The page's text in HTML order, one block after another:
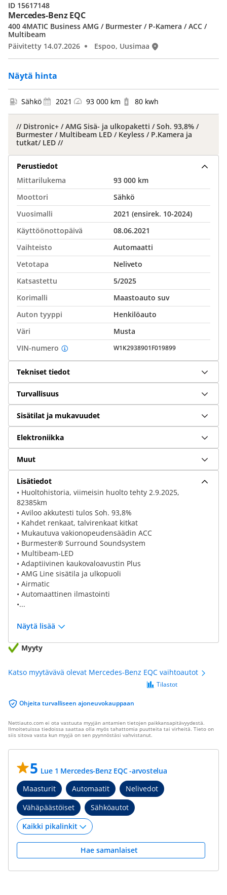
Mercedes-Benz EQC
Näytä hinta
400 4MATIC Business AMG / Burmester / P-Kamera / ACC /
Multibeam
Päivitetty 14.07.2026
Espoo, Uusimaa
ID 15617148
Sähkö 2021 93 000 km 80 kwh
// Distronic+ / AMG Sisä- ja ulkopaketti / Soh. 93,8% /
Burmester / Multibeam LED / Keyless / P.Kamera ja
tutkat/ LED //
Perustiedot
Mittarilukema
93 000 km
Moottori
Sähkö
Vuosimalli
2021 (ensirek. 10-2024)
Käyttöönottopäivä
08.06.2021
Vaihteisto
Automaatti
Vetotapa
Neliveto
Katsastettu
5/2025
Korimalli
Maastoauto suv
Auton tyyppi
Henkilöauto
Väri
Musta
VIN-numero
W1K2938901F019899
Tekniset tiedot
Turvallisuus
Sisätilat ja mukavuudet
Elektroniikka
Muut
Lisätiedot
• Huoltohistoria, viimeisin huolto tehty 2.9.2025,
82385km
• Aviloo akkutesti tulos Soh. 93,8%
• Kahdet renkaat, talvirenkaat kitkat
• Mukautuva vakionopeudensäädin ACC
• Burmester® Surround Soundsystem
• Multibeam-LED
• Adaptiivinen kaukovaloavustin Plus
• AMG Line sisätila ja ulkopuoli
• Airmatic
• Automaattinen ilmastointi
•...
Näytä lisää
Myyty
Katso myytävävä olevat Mercedes-Benz EQC vaihtoautot
Ohjeita turvalliseen ajoneuvokauppaan
Tilastot
Nettiauto.com ei ota vastuuta myyjän antamien tietojen paikkansapitävyydestä.
Ilmoitetuissa tiedoissa saattaa olla myös tahattomia puutteita tai virheitä. Tieto on
siis sitova vasta kun myyjä on sen pyynnöstäsi vahvistanut.
5 Lue 1 Mercedes-Benz EQC -arvostelua
Maasturit
Automaatit
Nelivedot
Vähäpäästöiset
Sähköautot
Hae samanlaiset